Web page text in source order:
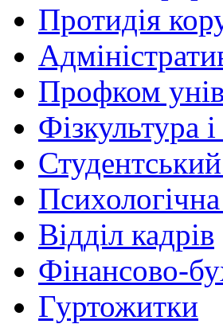
Протидія
Профком
Фізкультура
Відділ кадрів
Фінансово-
Гуртожитки